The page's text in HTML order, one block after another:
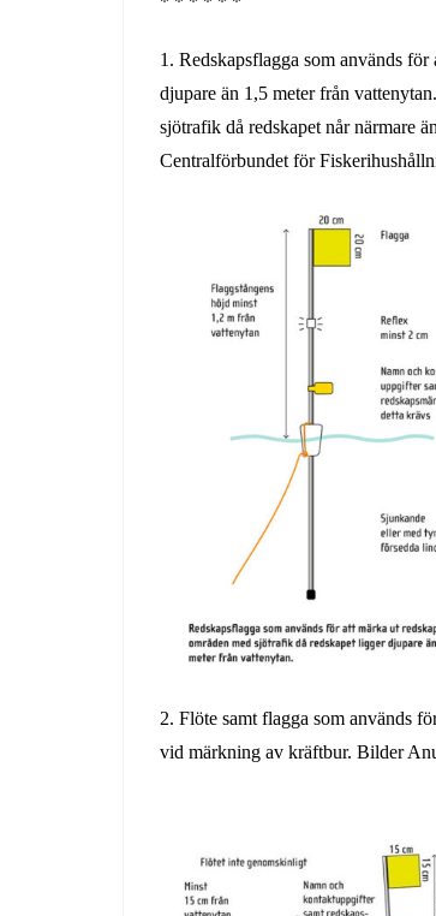
1. Redskapsflagga som används
djupare än 1,5 meter från
sjötrafik då redskapet når närmare
Centralförbundet för
2. Flöte samt flagga som används
vid märkning av kräftbur. Bilder